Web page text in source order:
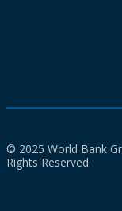
© 2025 World Bank
Rights Reserved.